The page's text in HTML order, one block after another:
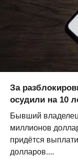
За
осудили на 10
Бывший
миллионов
придётся
долларов....